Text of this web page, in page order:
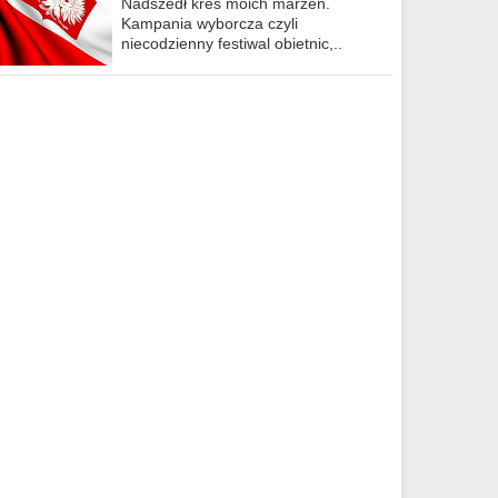
Kampania wyborcza czyli
niecodzienny festiwal obietnic,..